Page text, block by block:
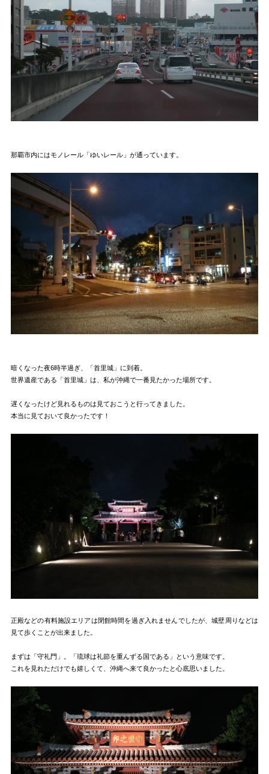
那覇市内にはモノレール「ゆいレール」が通っています。
暗くなった夜6時半過ぎ、「首里城」に到着。
世界遺産である「首里城」は、私が沖縄で一番見たかった場所です。
遅くなったけど見れるものは見ておこうと行ってきました。
本当に見ておいて良かったです！
正殿などの有料施設エリアは閉館時間を過ぎ入れませんでしたが、城壁周りなどは
見て歩くことが出来ました。
まずは「守礼門」。「琉球は礼節を重んずる国である」という意味です。
これを見れただけでも嬉しくて、沖縄へ来て良かったと心底思いました。